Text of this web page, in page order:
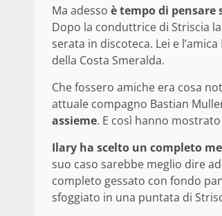
Ma adesso è tempo di pensare
Dopo la conduttrice di Striscia
serata in discoteca. Lei e
della Costa Smeralda.
Che fossero amiche era cosa
attuale compagno Bastian
assieme. E così hanno
Ilary ha scelto un completo
suo caso sarebbe meglio dire
completo gessato con fondo
sfoggiato in una puntata di